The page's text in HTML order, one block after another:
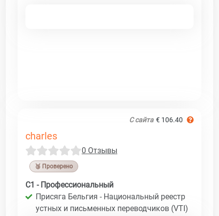
С сайта € 106.40
charles
0 Отзывы
🥉 Проверено
C1 - Профессиональный
Присяга Бельгия - Национальный реестр
устных и письменных переводчиков (VTI)